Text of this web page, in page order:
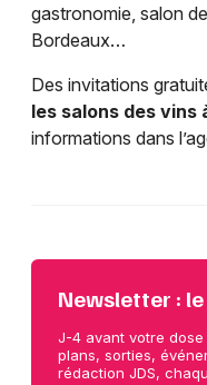
gastronomie, salon
Bordeaux…
Des invitations
les salons des vins
informations dans
Newsletter :
J-4 avant votre dose
plans, sorties,
rédaction JDS,